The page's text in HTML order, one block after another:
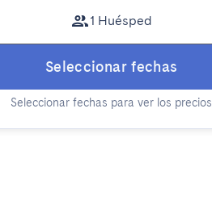
1 Huésped
Seleccionar fechas
Seleccionar fechas para ver los precios